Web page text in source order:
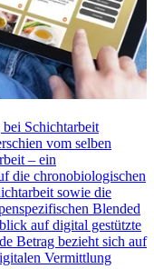
Schichtarbeit
vom selben
– ein
die chronobiologischen
sowie die
Blended
auf digital gestützte
Betrag bezieht sich auf
Vermittlung